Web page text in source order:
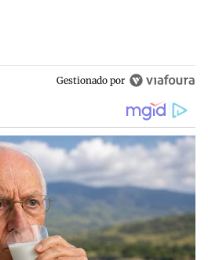
el título "" con 6 comentarios.
Gestionado por